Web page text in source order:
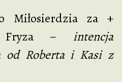
Miłosierdzia za +
Fryza – intencja
od Roberta i Kasi z